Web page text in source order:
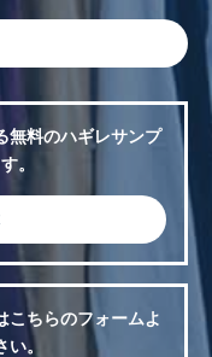
無料のハギレサンプ
。
こちらのフォームよ
。